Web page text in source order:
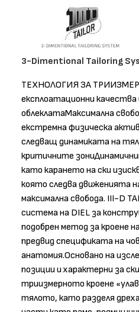
3-Dimentional Tailoring
ТЕХНОЛОГИЯ ЗА
експлоатационни
облеклатаМаксимална
екстремна физическа
следващ динамиката на
критичните
като карането на ски
която следва движенията
максимална свобода. III-D
система на DIEL за
подобрен метод за кроене
предвид спецификата на
анатомия.Основано на
позиции и характерни за
триизмерното кроене
тялото, като разделя